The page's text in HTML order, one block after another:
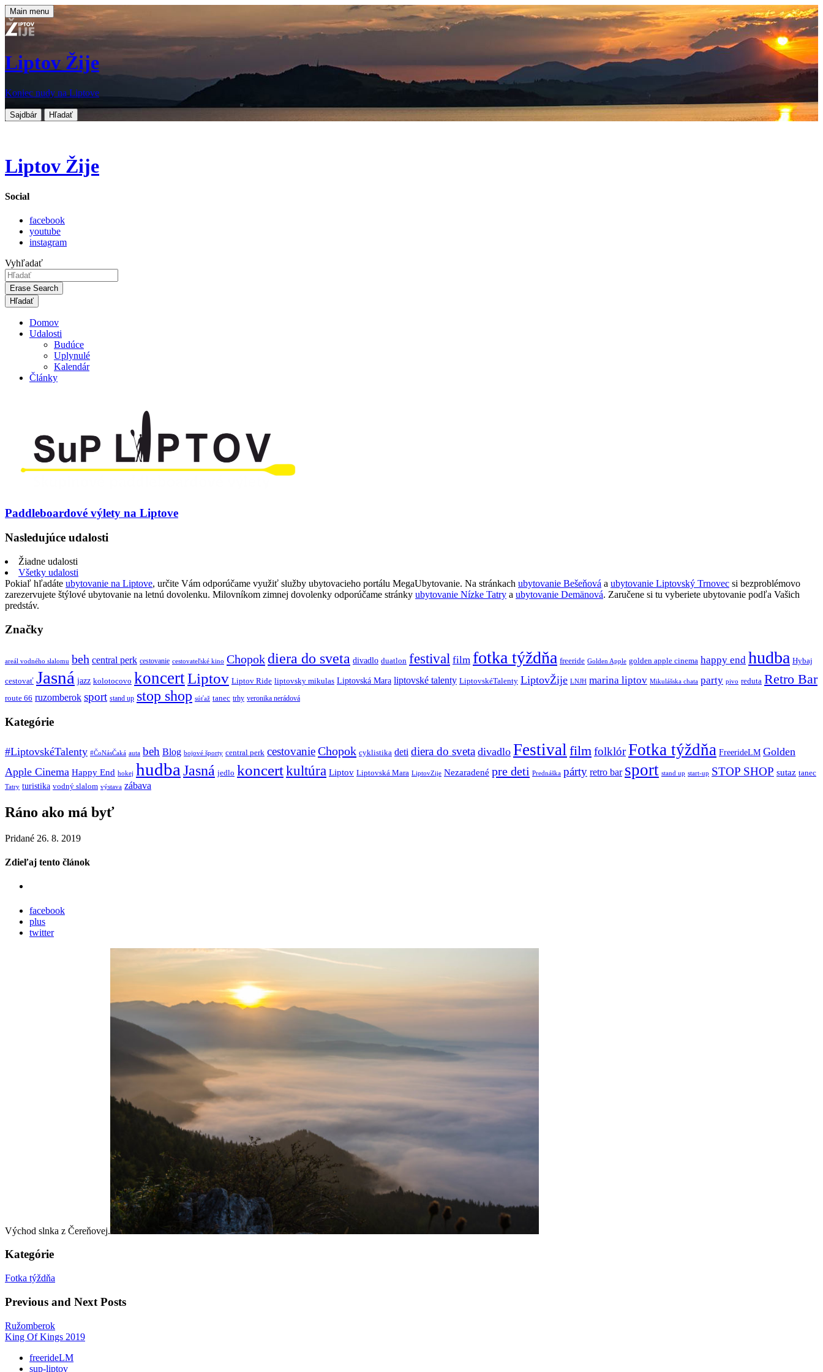
Main menu
Liptov Žije
Koniec nudy na Liptove
Sajdbár Hľadať
Liptov Žije
Social
facebook
youtube
instagram
Vyhľadať
Erase Search
Domov
Udalosti
Budúce
Uplynulé
Kalendár
Články
Paddleboardové výlety na Liptove
Nasledujúce udalosti
Žiadne udalosti
Všetky udalosti
Pokiaľ hľadáte ubytovanie na Liptove, určite Vám odporúčame využiť služby ubytovacieho portálu MegaUbytovanie. Na stránkach ubytovanie Bešeňová a ubytovanie Liptovský Trnovec si bezproblémovo
zarezervujete štýlové ubytovanie na letnú dovolenku. Milovníkom zimnej dovolenky odporúčame stránky ubytovanie Nízke Tatry a ubytovanie Demänová. Zaručene si tu vyberiete ubytovanie podľa Vašich
predstáv.
Značky
areál vodného slalomu beh central perk cestovanie cestovateľské kino Chopokdiera do sveta divadlo duatlon festival film fotka týždňa freeride Golden Apple golden apple cinema happy end hudba Hybaj
cestovať Jasná jazz kolotocovo koncertLiptov Liptov Ride liptovsky mikulas Liptovská Mara liptovské talenty LiptovskéTalenty LiptovŽije LNJH marina liptov Mikulášska chata party pivo reduta Retro Bar
route 66 ruzomberok sport stand up stop shop súťaž tanec trhy veronika nerádová
Kategórie
#LiptovskéTalenty #ČoNásČaká auta beh Blog bojové športy central perk cestovanieChopok cyklistika deti diera do sveta divadlo Festival filmfolklórFotka týždňa FreerideLM Golden
Apple Cinema Happy End hokej hudba Jasná jedlo koncertkultúra Liptov Liptovská Mara LiptovZije Nezaradené pre deti Prednáška párty retro bar sport stand up start-up STOP SHOP sutaz tanec
Tatry turistika vodný slalom výstava zábava
Ráno ako má byť
Pridané 26. 8. 2019
Zdieľaj tento článok
facebook
plus
twitter
Východ slnka z Čereňovej.
Kategórie
Fotka týždňa
Previous and Next Posts
Ružomberok
King Of Kings 2019
freerideLM
sup-liptov